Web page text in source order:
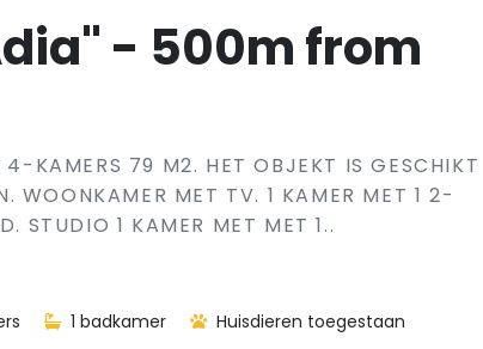
- 500m from
KAMERS 79 M2. HET OBJEKT IS GESCHIKT
WOONKAMER MET TV. 1 KAMER MET 1 2-
STUDIO 1 KAMER MET MET 1..
1 badkamer
Huisdieren toegestaan